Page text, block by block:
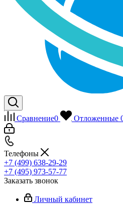
Сравнение0 Отложенные
Телефоны
+7 (499) 638-29-29
+7 (495) 973-57-77
Заказать звонок
Личный кабинет